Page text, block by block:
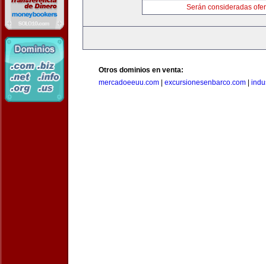
Serán consideradas
Otros dominios en venta:
mercadoeeuu.com
excursionesenbarco.com